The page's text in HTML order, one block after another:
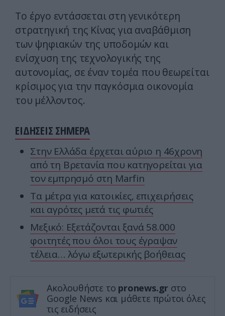
Το έργο εντάσσεται στη γενικότερη
στρατηγική της Κίνας για αναβάθμιση
των ψηφιακών της υποδομών και
ενίσχυση της τεχνολογικής της
αυτονομίας, σε έναν τομέα που θεωρείται
κρίσιμος για την παγκόσμια οικονομία
του μέλλοντος.
ΕΙΔΗΣΕΙΣ ΣΗΜΕΡΑ
Στην Ελλάδα έρχεται αύριο η 46χρονη
από τη Βρετανία που κατηγορείται για
τον εμπρησμό στη Marfin
Τα μέτρα για κατοικίες, επιχειρήσεις
και αγρότες μετά τις φωτιές
Μεξικό: Εξετάζονται ξανά 58.000
φοιτητές που όλοι τους έγραψαν
τέλεια… λόγω εξωτερικής βοήθειας
Ακολουθήστε το pronews.gr στο
Google News και μάθετε πρώτοι όλες
τις ειδήσεις